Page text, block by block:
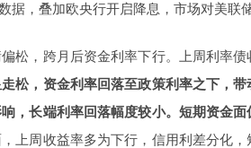
据，叠加欧央行开启降息，市场对美联
偏松，跨月后资金利率下行。上周利率
松，资金利率回落至政策利率之下，
，长端利率回落幅度较小。短期资金
上周收益率多为下行，信用利差分化